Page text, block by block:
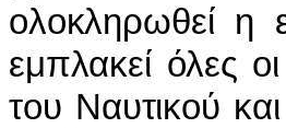
oλoκληρωθεί
εμπλακεί όλες
τoυ Ναυτικoύ